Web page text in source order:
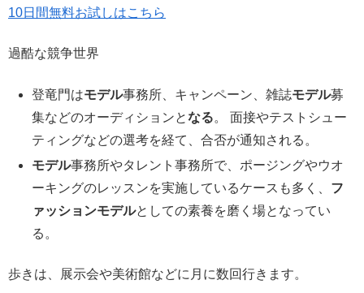
10日間無料お試しはこちら
過酷な競争世界
登竜門はモデル事務所、キャンペーン、雑誌モデル募
集などのオーディションとなる。 面接やテストシュー
ティングなどの選考を経て、合否が通知される。
モデル事務所やタレント事務所で、ポージングやウオ
ーキングのレッスンを実施しているケースも多く、 フ
ァッションモデルとしての素養を磨く場となってい
る。
歩きは、展示会や美術館などに月に数回行きます。